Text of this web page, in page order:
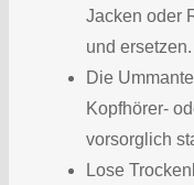
Jacken oder
und ersetzen.
Die
Kopfhörer-
vorsorglich
Lose